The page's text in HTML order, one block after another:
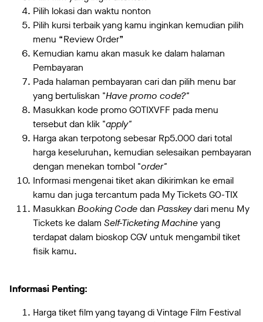
Pilih lokasi dan waktu nonton
Pilih kursi terbaik yang kamu inginkan kemudian pilih
menu “Review Order”
Kemudian kamu akan masuk ke dalam halaman
Pembayaran
Pada halaman pembayaran cari dan pilih menu bar
yang bertuliskan "Have promo code?"
Masukkan kode promo GOTIXVFF pada menu
tersebut dan klik "apply"
Harga akan terpotong sebesar Rp5.000 dari total
harga keseluruhan, kemudian selesaikan pembayaran
dengan menekan tombol "order"
Informasi mengenai tiket akan dikirimkan ke email
kamu dan juga tercantum pada My Tickets GO-TIX
Masukkan Booking Codedan Passkeydari menu My
Tickets ke dalam Self-Ticketing Machineyang
terdapat dalam bioskop CGV untuk mengambil tiket
fisik kamu.
Informasi Penting:
Harga tiket film yang tayang di Vintage Film Festival